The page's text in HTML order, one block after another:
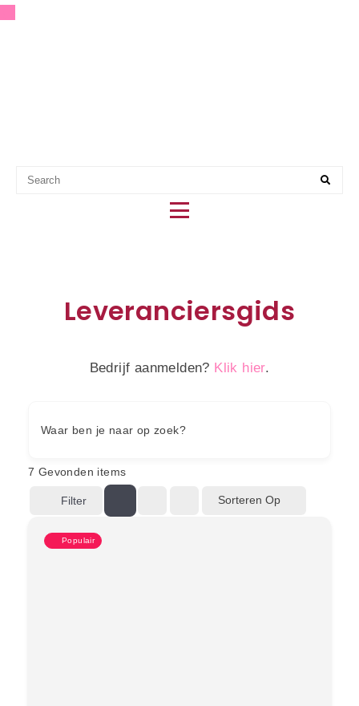
EERSTE HULP BIJ PARTY
PLANNING
Leveranciersgids
Bedrijf aanmelden? Klik hier.
Waar ben je naar op zoek?
7 Gevonden items
Filter Sorteren Op
Populair